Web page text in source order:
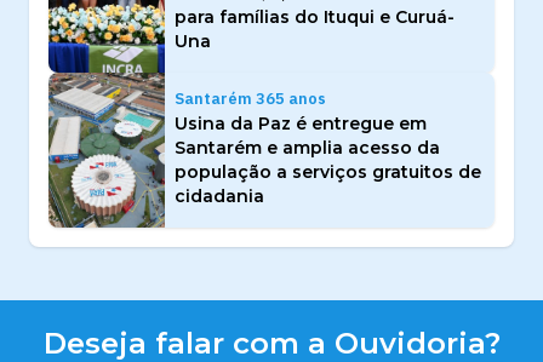
para famílias do Ituqui e Curuá-
Una
Santarém 365 anos
Usina da Paz é entregue em
Santarém e amplia acesso da
população a serviços gratuitos de
cidadania
Deseja falar com a Ouvidoria?